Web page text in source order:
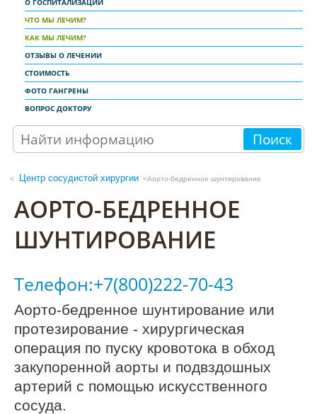
О ГОСПИТАЛИЗАЦИИ
ЧТО МЫ ЛЕЧИМ?
КАК МЫ ЛЕЧИМ?
ОТЗЫВЫ О ЛЕЧЕНИИ
СТОИМОСТЬ
ФОТО ГАНГРЕНЫ
ВОПРОС ДОКТОРУ
Поиск
Центр сосудистой хирургии <Аорто-бедренное шунтирование
АОРТО-БЕДРЕННОЕ
ШУНТИРОВАНИЕ
Телефон:+7(800)222-70-43
Аорто-бедренное шунтирование или
протезирование - хирургическая
операция по пуску кровотока в обход
закупоренной аорты и подвздошных
артерий с помощью искусственного
сосуда.